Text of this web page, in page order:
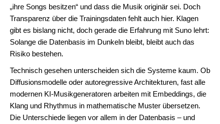
„ihre Songs besitzen“ und dass die Musik originär sei. Doch
Transparenz über die Trainingsdaten fehlt auch hier. Klagen
gibt es bislang nicht, doch gerade die Erfahrung mit Suno lehrt:
Solange die Datenbasis im Dunkeln bleibt, bleibt auch das
Risiko bestehen.
Technisch gesehen unterscheiden sich die Systeme kaum. Ob
Diffusionsmodelle oder autoregressive Architekturen, fast alle
modernen KI-Musikgeneratoren arbeiten mit Embeddings, die
Klang und Rhythmus in mathematische Muster übersetzen.
Die Unterschiede liegen vor allem in der Datenbasis – und